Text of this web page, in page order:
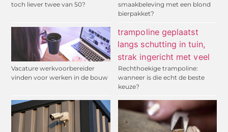
toch liever twee van 50?
smaakbeleving met een blond
bierpakket?
Vacature werkvoorbereider
vinden voor werken in de bouw
Rechthoekige trampoline:
wanneer is die echt de beste
keuze?